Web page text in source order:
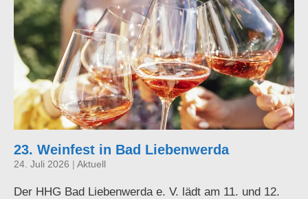
23. Weinfest in Bad Liebenwerda
24. Juli 2026 Aktuell
Der HHG Bad Liebenwerda e. V. lädt am 11. und 12.